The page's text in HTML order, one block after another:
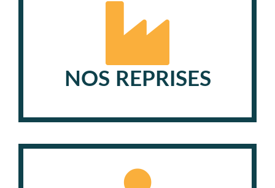
NOS REPRISES